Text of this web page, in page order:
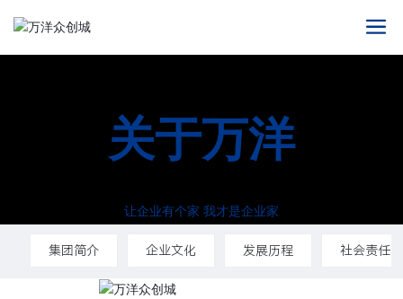
让企业有个家 我才是企业家
关于万洋
集团简介 企业文化 发展历程 社会责任